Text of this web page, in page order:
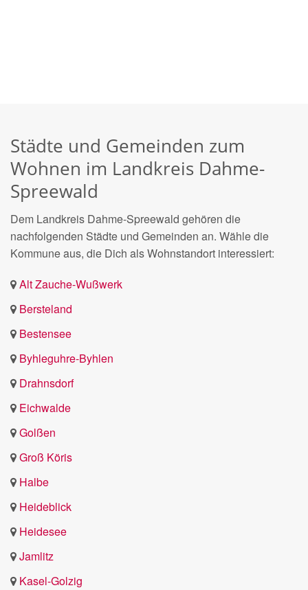
Städte und Gemeinden zum
Wohnen im Landkreis Dahme-
Spreewald
Dem Landkreis Dahme-Spreewald gehören die
nachfolgenden Städte und Gemeinden an. Wähle die
Kommune aus, die Dich als Wohnstandort interessiert:
Alt Zauche-Wußwerk
Bersteland
Bestensee
Byhleguhre-Byhlen
Drahnsdorf
Eichwalde
Golßen
Groß Köris
Halbe
Heideblick
Heidesee
Jamlitz
Kasel-Golzig